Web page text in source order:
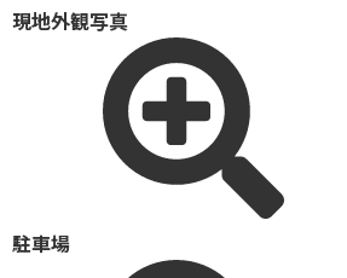
現地外観写真
駐車場